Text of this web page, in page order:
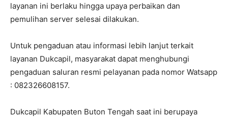
layanan ini berlaku hingga upaya perbaikan dan
pemulihan server selesai dilakukan.
Untuk pengaduan atau informasi lebih lanjut terkait
layanan Dukcapil, masyarakat dapat menghubungi
pengaduan saluran resmi pelayanan pada nomor Watsapp
: 082326608157.
Dukcapil Kabupaten Buton Tengah saat ini berupaya